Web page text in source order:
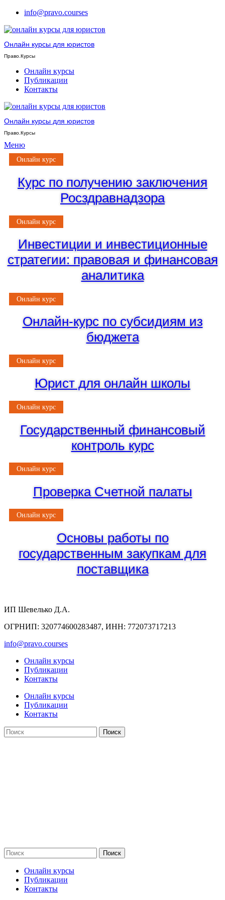
info@pravo.courses
Онлайн курсы для юристов
Право.Курсы
Онлайн курсы
Публикации
Контакты
Онлайн курсы для юристов
Право.Курсы
Меню
Онлайн курс
Курс по получению заключения
Росздравнадзора
Онлайн курс
Инвестиции и инвестиционные
стратегии: правовая и финансовая
аналитика
Онлайн курс
Онлайн-курс по субсидиям из
бюджета
Онлайн курс
Юрист для онлайн школы
Онлайн курс
Государственный финансовый
контроль курс
Онлайн курс
Проверка Счетной палаты
Онлайн курс
Основы работы по
государственным закупкам для
поставщика
ИП Шевелько Д.А.
ОГРНИП: 320774600283487, ИНН: 772073717213
info@pravo.courses
Онлайн курсы
Публикации
Контакты
Онлайн курсы
Публикации
Контакты
Поиск
Поиск
Онлайн курсы
Публикации
Контакты